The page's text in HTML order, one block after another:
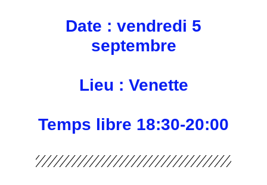
Date : vendredi 5
septembre
Lieu : Venette
Temps libre 18:30-20:00